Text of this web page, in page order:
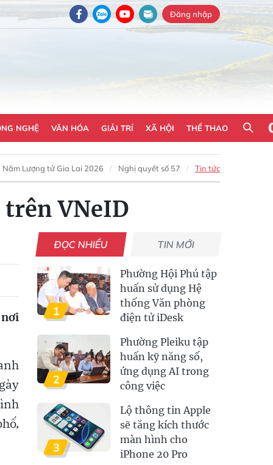
Đăng nhập
NGHỆ VĂN HÓA GIẢI TRÍ XÃ HỘI THỂ THAO
Năm Lượng tử Gia Lai 2026 Nghị quyết số 57 Tin tức
trên VNeID
ĐỌC NHIỀU TIN MỚI
1
Phường Hội Phú tập
huấn sử dụng Hệ
thống Văn phòng
điện tử iDesk
2
Phường Pleiku tập
huấn kỹ năng số,
ứng dụng AI trong
công việc
3
Lộ thông tin Apple
sẽ tăng kích thước
màn hình cho
iPhone 20 Pro